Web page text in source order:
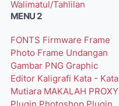
Walimatul/Tahlilan
MENU 2
FONTS Firmware Frame
Photo Frame Undangan
Gambar PNG Graphic
Editor Kaligrafi Kata - Kata
Mutiara MAKALAH PROXY